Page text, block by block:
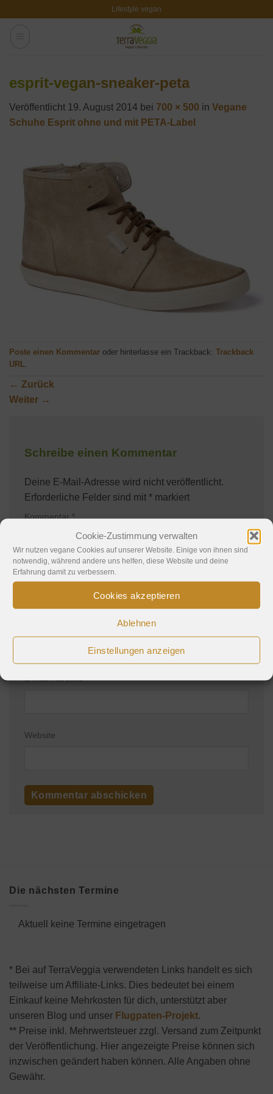
Cookie-Zustimmung verwalten
Wir nutzen vegane Cookies auf unserer Website. Einige von ihnen sind
notwendig, während andere uns helfen, diese Website und deine
Erfahrung damit zu verbessern.
Cookies akzeptieren
Ablehnen
Einstellungen anzeigen
Lifestyle vegan
esprit-vegan-sneaker-peta
Veröffentlicht 19. August 2014 bei 700 × 500 in Vegane
Schuhe Esprit ohne und mit PETA-Label
Poste einen Kommentar oder hinterlasse ein Trackback: Trackback
URL
← Zurück
Weiter →
Schreibe einen Kommentar
Deine E-Mail-Adresse wird nicht veröffentlicht.
Erforderliche Felder sind mit * markiert
Kommentar*
E-Mail-Adresse*
Website
Die nächsten Termine
Aktuell keine Termine eingetragen
* Bei auf TerraVeggia verwendeten Links handelt es sich
teilweise um Affiliate-Links. Dies bedeutet bei einem
Einkauf keine Mehrkosten für dich, unterstützt aber
unseren Blog und unser Flugpaten-Projekt.
** Preise inkl. Mehrwertsteuer zzgl. Versand zum Zeitpunkt
der Veröffentlichung. Hier angezeigte Preise können sich
inzwischen geändert haben können. Alle Angaben ohne
Gewähr.